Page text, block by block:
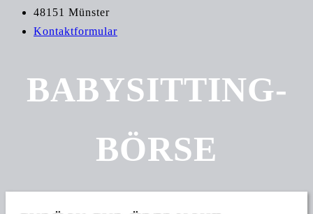
48151 Münster
Kontaktformular
BABY­SITTING­
BÖRSE